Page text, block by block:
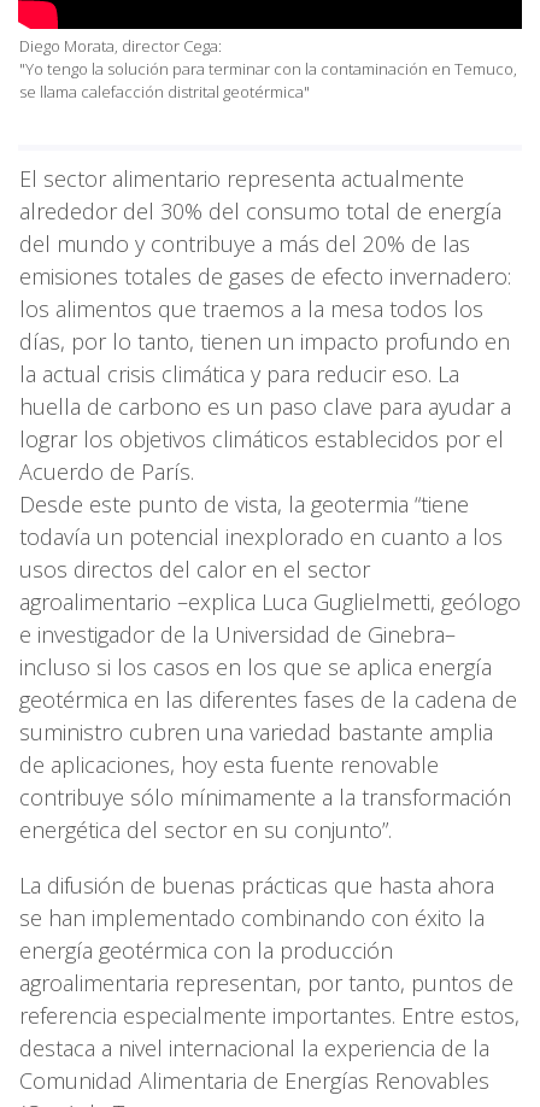
Diego Morata, director Cega:
"Yo tengo la solución para terminar con la contaminación en Temuco,
se llama calefacción distrital geotérmica"
El sector alimentario representa actualmente
alrededor del 30% del consumo total de energía
del mundo y contribuye a más del 20% de las
emisiones totales de gases de efecto invernadero:
los alimentos que traemos a la mesa todos los
días, por lo tanto, tienen un impacto profundo en
la actual crisis climática y para reducir eso. La
huella de carbono es un paso clave para ayudar a
lograr los objetivos climáticos establecidos por el
Acuerdo de París.
Desde este punto de vista, la geotermia “tiene
todavía un potencial inexplorado en cuanto a los
usos directos del calor en el sector
agroalimentario –explica Luca Guglielmetti, geólogo
e investigador de la Universidad de Ginebra–
incluso si los casos en los que se aplica energía
geotérmica en las diferentes fases de la cadena de
suministro cubren una variedad bastante amplia
de aplicaciones, hoy esta fuente renovable
contribuye sólo mínimamente a la transformación
energética del sector en su conjunto”.
La difusión de buenas prácticas que hasta ahora
se han implementado combinando con éxito la
energía geotérmica con la producción
agroalimentaria representan, por tanto, puntos de
referencia especialmente importantes. Entre estos,
destaca a nivel internacional la experiencia de la
Comunidad Alimentaria de Energías Renovables